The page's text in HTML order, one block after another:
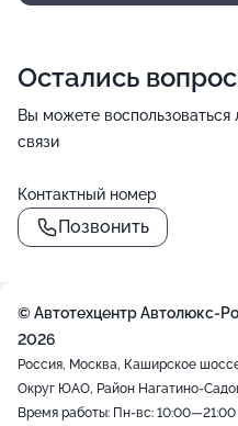
Остались
Вы можете
связи
Контактный номер
Позвонить
© Автотехцентр Автолюкс-
2026
Россия, Москва, Каширское
Округ ЮАО, Район Нагатино-
Время работы: Пн-вс: